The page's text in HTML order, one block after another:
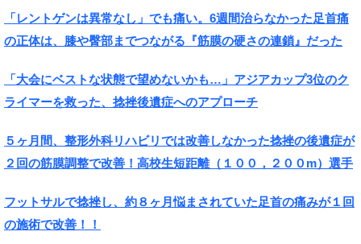
「レントゲンは異常なし」でも痛い。6週間治らなかった足首痛
の正体は、膝や臀部までつながる『筋膜の硬さの連鎖』だった
「大会にベストな状態で望めないかも…」アジアカップ3位のク
ライマーを救った、捻挫後遺症へのアプローチ
５ヶ月間、整形外科リハビリでは改善しなかった捻挫の後遺症が
２回の筋膜調整で改善！高校生短距離（１００，２００m）選手
フットサルで捻挫し、約８ヶ月悩まされていた足首の痛みが１回
の施術で改善！！